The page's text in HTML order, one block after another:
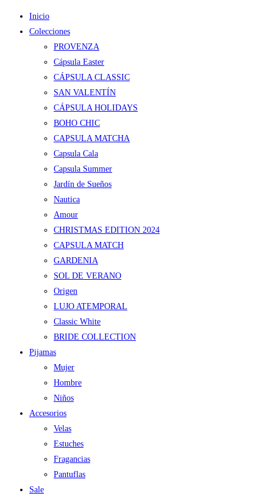
Inicio
Colecciones
PROVENZA
Cápsula Easter
CÁPSULA CLASSIC
SAN VALENTÍN
CÁPSULA HOLIDAYS
BOHO CHIC
CAPSULA MATCHA
Capsula Cala
Capsula Summer
Jardín de Sueños
Nautica
Amour
CHRISTMAS EDITION 2024
CAPSULA MATCH
GARDENIA
SOL DE VERANO
Origen
LUJO ATEMPORAL
Classic White
BRIDE COLLECTION
Pijamas
Mujer
Hombre
Niños
Accesorios
Velas
Estuches
Fragancias
Pantuflas
Sale